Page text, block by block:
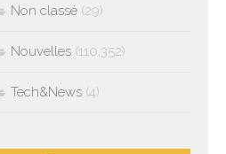
Non classé (29)
Nouvelles (110,352)
Tech&News (4)